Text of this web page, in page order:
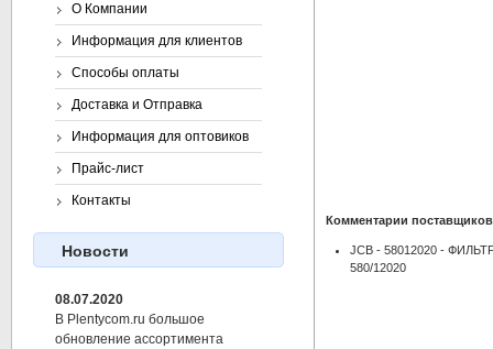
Комментарии
JCB - 58012020 -
580/12020
О Компании
Информация для клиентов
Способы оплаты
Доставка и Отправка
Информация для оптовиков
Прайс-лист
Контакты
Новости
08.07.2020
В Plentycom.ru большое
обновление ассортимента